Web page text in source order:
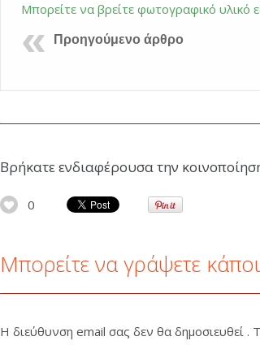
Μπορείτε να βρείτε φωτογραφικό υλικό
Προηγούμενο άρθρο
Βρήκατε ενδιαφέρουσα την
0
Μπορείτε να γράψετε
Η διεύθυνση email σας δεν θα δημοσιευθεί .